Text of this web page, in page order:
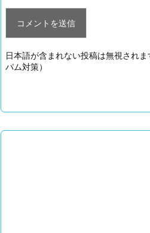
日本語が含まれない投稿は無視され
パム対策）